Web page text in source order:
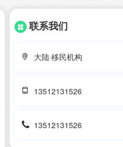
联系我们
大陆·移民机构
13512131526
13512131526